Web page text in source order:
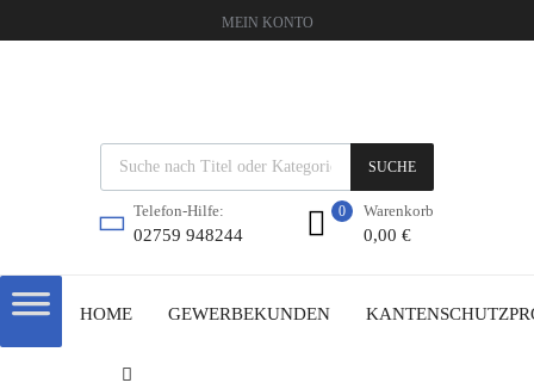
MEIN KONTO
SUCHE
Telefon-Hilfe:
02759 948244
Warenkorb
0,00 €
0
HOME GEWERBEKUNDEN